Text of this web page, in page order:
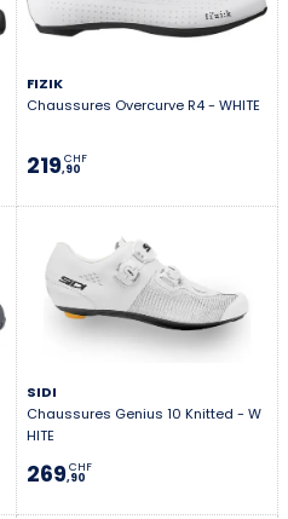
FIZIK
Chaussures Overcurve R4 - WHITE
219,90
CHF
SIDI
Chaussures Genius 10 Knitted - W
HITE
269,90
CHF